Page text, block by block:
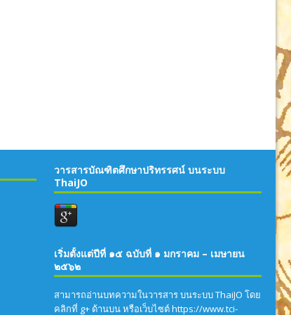
วารสารบัณฑิตศึกษาปริทรรศน์ บนระบบ
ThaiJO
เริ่มตั้งแต่ปีที่ ๑๕ ฉบับที่ ๑ มกราคม – เมษายน
๒๕๖๒
สามารถอ่านบทความในวารสาร บนระบบ ThaiJO โดย
คลิกที่ g+ ด้านบน หรือเว็บไซต์ https://www.tci-